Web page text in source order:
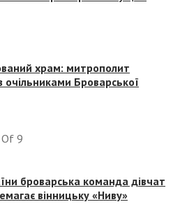
храм: митрополит
очільниками Броварської
Of 9
броварська команда дівчат
вінницьку «Ниву»